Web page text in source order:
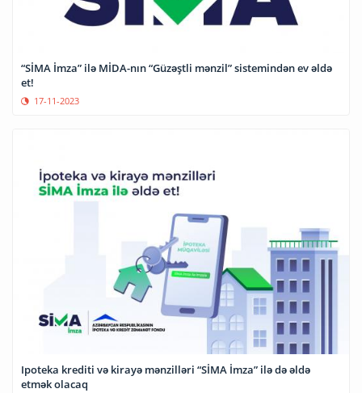
“SİMA İmza” ilə MİDA-nın “Güzəştli mənzil” sistemindən ev əldə
et!
17-11-2023
Ipoteka krediti və kirayə mənzilləri “SİMA İmza” ilə də əldə
etmək olacaq